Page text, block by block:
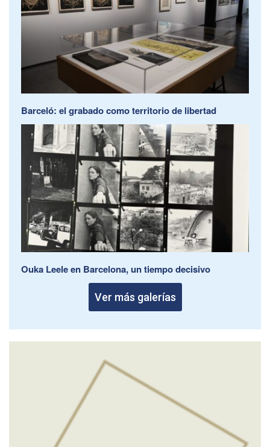
Barceló: el grabado como territorio de libertad
Ouka Leele en Barcelona, un tiempo decisivo
Ver más galerías